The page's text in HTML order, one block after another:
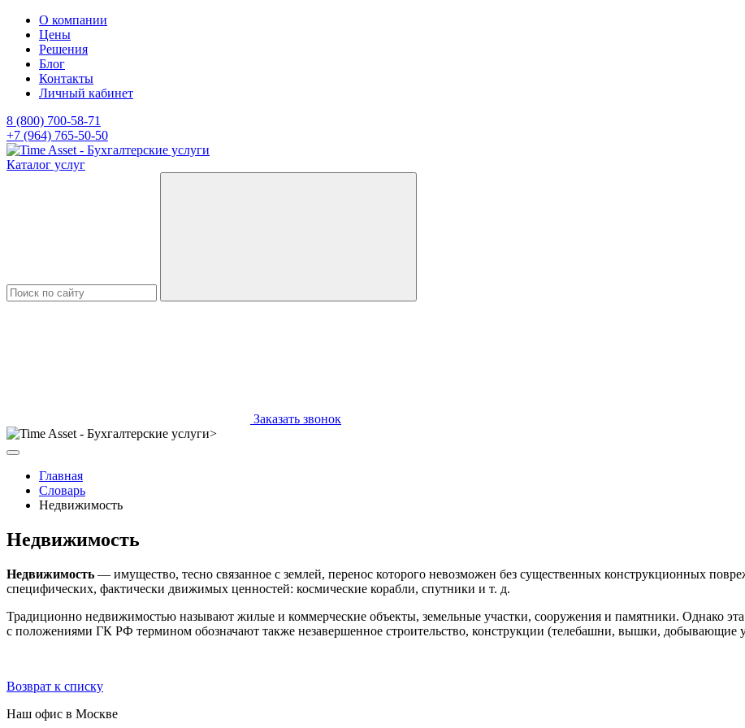
О компании
Цены
Решения
Блог
Контакты
Личный кабинет
8 (800) 700-58-71
+7 (964) 765-50-50
Каталог услуг
Заказать звонок
Главная
Словарь
Недвижимость
Недвижимость
Недвижимость — имущество, тесно связанное с землей, перенос которого невозможен без существенных конструкционных
специфических, фактически движимых ценностей: космические корабли, спутники и т. д.
Традиционно недвижимостью называют жилые и коммерческие объекты, земельные участки, сооружения и памятники. Однако эта
с положениями ГК РФ термином обозначают также незавершенное строительство, конструкции (телебашни, вышки, добывающие
Возврат к списку
Наш офис в Москве